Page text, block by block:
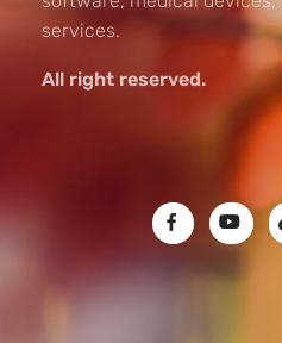
services.
All right reserved.